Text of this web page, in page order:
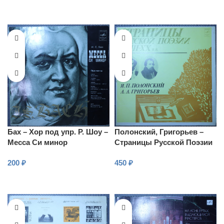
Бах – Хор под упр. Р. Шоу –
Месса Си минор
200 ₽
Полонский, Григорьев –
Страницы Русской Поэзии
450 ₽